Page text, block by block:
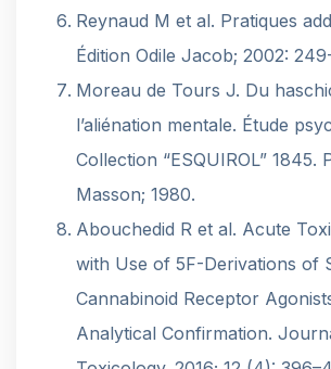
Reynaud M et al. Pratiques
Édition Odile Jacob; 2002:
Moreau de Tours J. Du
l’aliénation mentale. Étude
Collection “ESQUIROL” 1845.
Masson; 1980.
Abouchedid R et al. Acute
with Use of 5F-Derivations of
Cannabinoid Receptor
Analytical Confirmation.